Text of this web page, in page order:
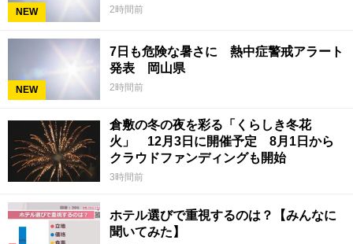
NEW 2時間前
NEW
7日も危険な暑さに 熱中症警戒アラート
発表 岡山県
2時間前
倉敷の冬の夜を彩る「くらしき冬花
火」 12月3日に開催予定 8月1日から
クラウドファンディングも開始
3時間前
ホテル選びで重視するのは？【みんなに
聞いてみた】